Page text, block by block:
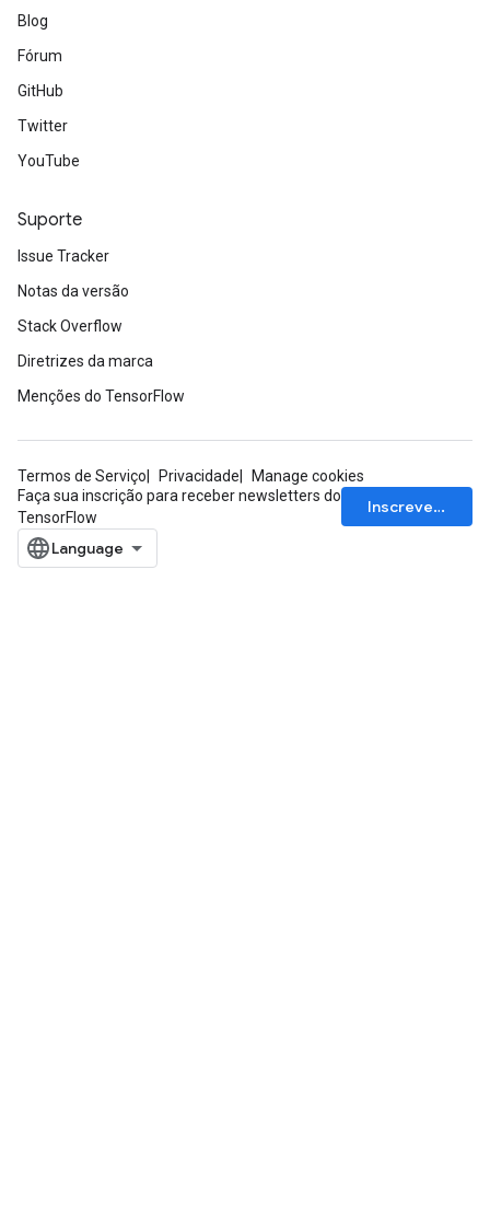
Blog
Fórum
GitHub
Twitter
YouTube
Suporte
Issue Tracker
Notas da versão
Stack Overflow
Diretrizes da marca
Menções do TensorFlow
Termos de Serviço Privacidade
Manage cookies
Faça sua inscrição para receber newsletters do
TensorFlow
Inscrever-se